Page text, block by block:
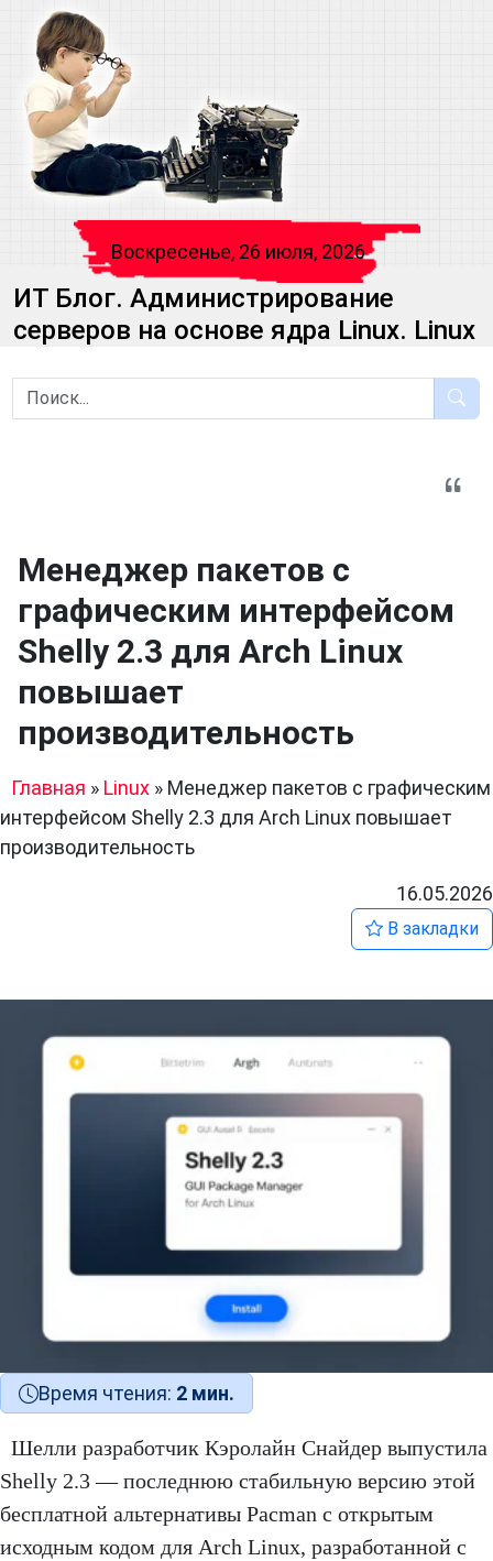
Воскресенье, 26 июля, 2026
ИТ Блог. Администрирование
серверов на основе ядра Linux. Linux
Менеджер пакетов с
графическим интерфейсом
Shelly 2.3 для Arch Linux
повышает
производительность
Главная » Linux » Менеджер пакетов с графическим
интерфейсом Shelly 2.3 для Arch Linux повышает
производительность
16.05.2026
В закладки
Время чтения: 2 мин.
Шелли разработчик Кэролайн Снайдер выпустила
Shelly 2.3 — последнюю стабильную версию этой
бесплатной альтернативы Pacman с открытым
исходным кодом для Arch Linux, разработанной с